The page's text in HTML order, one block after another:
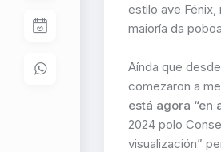
estilo ave Fénix,
maioría da
Aínda que
comezaron a
está agora “en
2024 polo
visualización”